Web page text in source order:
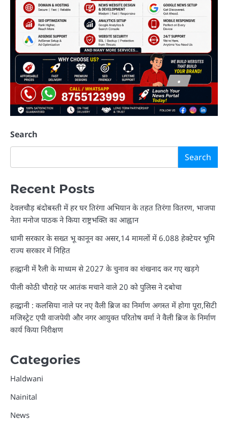
Search
Search
Recent Posts
देवलचौड़ बंदोबस्ती में हर घर तिरंगा अभियान के तहत तिरंगा वितरण, भाजपा
नेता मनोज पाठक ने किया राष्ट्रभक्ति का आह्वान
धामी सरकार के सख्त भू कानून का असर,14 मामलों में 6.088 हेक्टेयर भूमि
राज्य सरकार में निहित
हल्द्वानी में रैली के माध्यम से 2027 के चुनाव का शंखनाद कर गए खड़गे
पीली कोठी चौराहे पर आतंक मचाने वाले 20 को पुलिस ने दबोचा
हल्द्वानी : कलसिया नाले पर नए वैली ब्रिज का निर्माण अगस्त में होगा पूरा,सिटी
मजिस्ट्रेट एपी वाजपेयी और नगर आयुक्त परितोष वर्मा ने वैली ब्रिज के निर्माण
कार्य किया निरीक्षण
Categories
Haldwani
Nainital
News